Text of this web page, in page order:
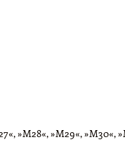
»M28«, »M29«, »M30«,